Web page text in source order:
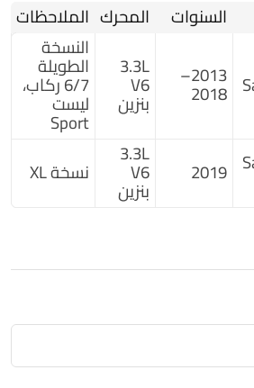
السنوات المحرك الملاحظات
2013–
2018
3.3L
V6
بنزين
النسخة
الطويلة
6/7 ركاب،
ليست
Sport
2019
3.3L
V6
بنزين
نسخة XL